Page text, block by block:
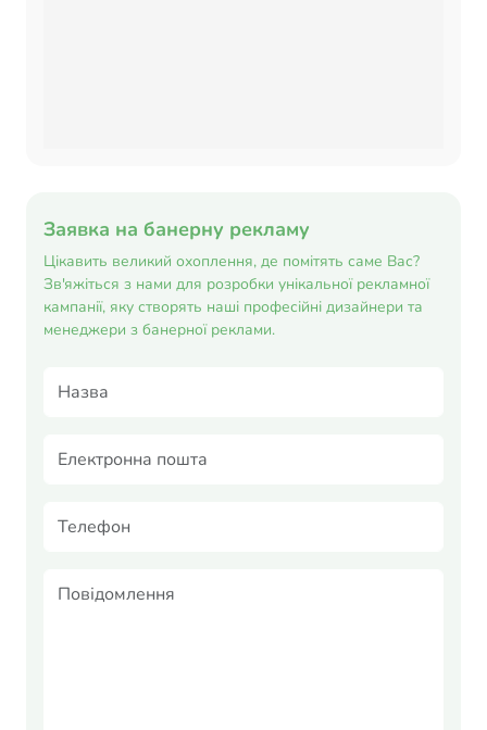
Заявка на банерну рекламу
Цікавить великий охоплення, де помітять саме Вас?
Зв'яжіться з нами для розробки унікальної рекламної
кампанії, яку створять наші професійні дизайнери та
менеджери з банерної реклами.